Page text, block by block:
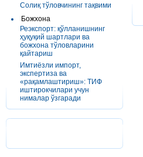
Солиқ тўловчининг тақвими
Божхона
Реэкспорт: қўлланишнинг
ҳуқуқий шартлари ва
божхона тўловларини
қайтариш
Имтиёзли импорт,
экспертиза ва
«рақамлаштириш»: ТИФ
иштирокчилари учун
нималар ўзгаради